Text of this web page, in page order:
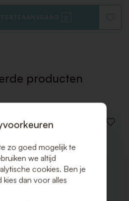
TOE
producten
VOEG
zo goed mogelijk te
we altijd
cookies. Ben je
kies dan voor alles